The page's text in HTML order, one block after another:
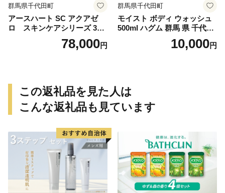
群馬県千代田町
アースハート SC アクアゼ
ロ スキンケアシリーズ 3点
78,000円
群馬県千代田町
モイスト ボディ ウォッシュ
500ml ハグム 群馬 県 千代田
町 〈アペックス〉10,000円
この返礼品を見た人は
こんな返礼品も見ています